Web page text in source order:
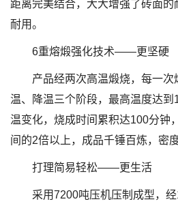
距离完美结合，大大增强了砖面的
耐用。
6重熔煅强化技术——更坚硬
产品经两次高温煅烧，每一
温、降温三个阶段，最高温度达
温变化，烧成时间累积达100分钟
间的2倍以上，成品千锤百炼，密
打理简易轻松——更生活
采用7200吨压机压制成型，